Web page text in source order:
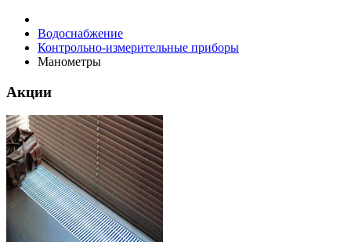
Водоснабжение
Контрольно-измерительные приборы
Манометры
Акции